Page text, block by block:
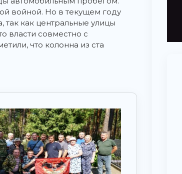
войной. Но в текущем году
как центральные улицы
власти совместно с
что колонна из ста